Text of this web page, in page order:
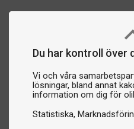
Du har kontroll över
Vi och våra
lösningar, bland annat
information om dig för
Statistiska